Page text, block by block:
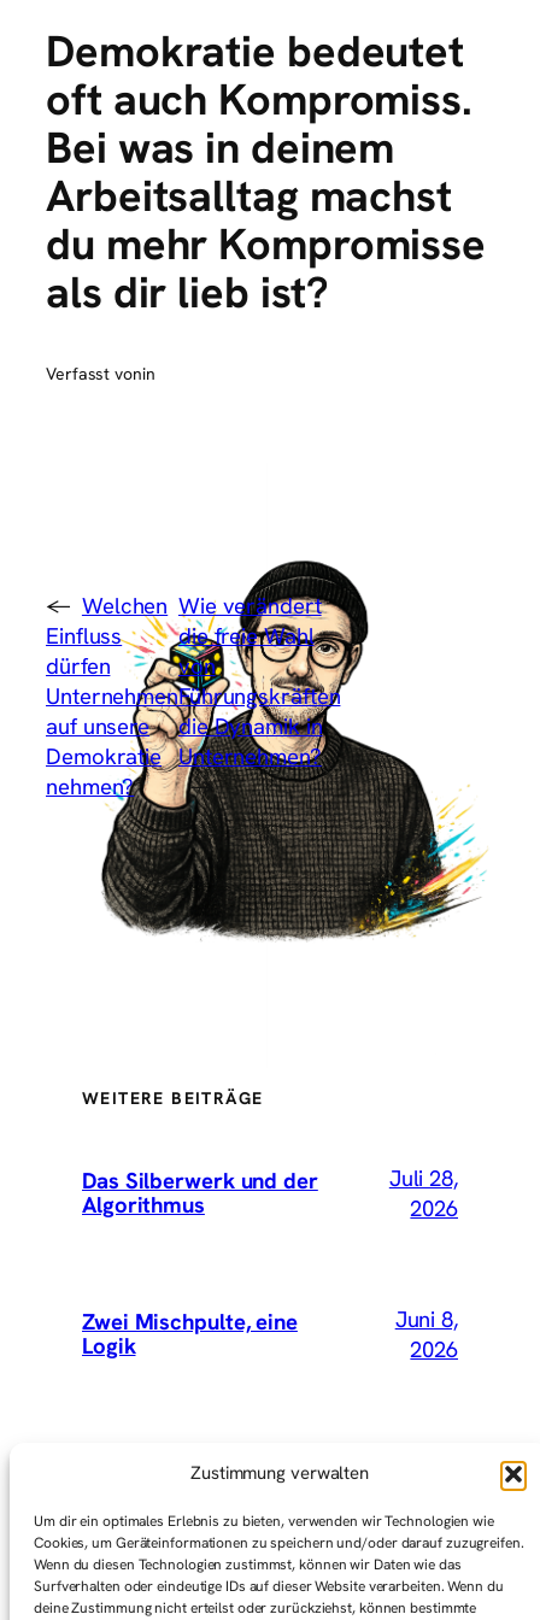
Zustimmung verwalten
Um dir ein optimales Erlebnis zu bieten, verwenden wir Technologien wie
Cookies, um Geräteinformationen zu speichern und/oder darauf zuzugreifen.
Wenn du diesen Technologien zustimmst, können wir Daten wie das
Surfverhalten oder eindeutige IDs auf dieser Website verarbeiten. Wenn du
deine Zustimmung nicht erteilst oder zurückziehst, können bestimmte
Demokratie bedeutet
oft auch Kompromiss.
Bei was in deinem
Arbeitsalltag machst
du mehr Kompromisse
als dir lieb ist?
Verfasst vonin
← Welchen
Einfluss
dürfen
Unternehmen
auf unsere
Demokratie
nehmen?
Wie verändert
die freie Wahl
von
Führungskräften
die Dynamik in
Unternehmen?
→
WEITERE BEITRÄGE
Das Silberwerk und der
Algorithmus
Juli 28,
2026
Zwei Mischpulte, eine
Logik
Juni 8,
2026
Wir hätten Vey mitnehmen
Graswurzelbewegungen
Mai 1,